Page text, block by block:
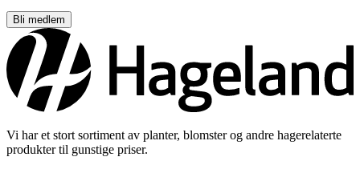
Bli medlem
Vi har et stort sortiment av planter, blomster og andre hagerelaterte
produkter til gunstige priser.